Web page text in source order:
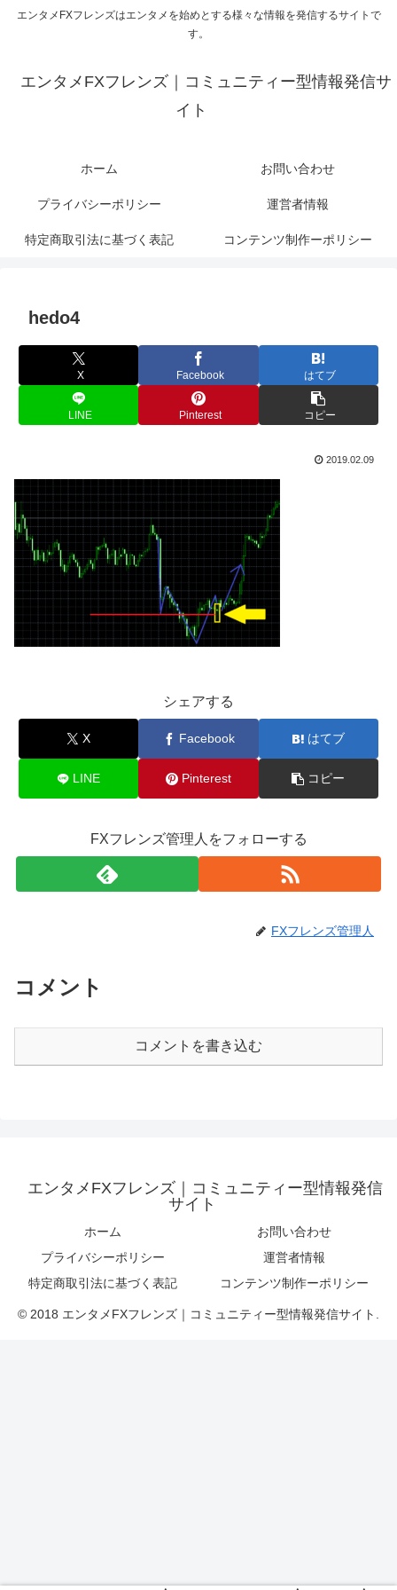
エンタメFXフレンズはエンタメを始めとする様々な情報を発信するサイトで
す。
エンタメFXフレンズ｜コミュニティー型情報発信サ
イト
ホーム お問い合わせ
プライバシーポリシー 運営者情報
特定商取引法に基づく表記 コンテンツ制作ーポリシー
hedo4
X Facebook はてブ
LINE Pinterest コピー
2019.02.09
シェアする
X Facebook はてブ
LINE Pinterest コピー
FXフレンズ管理人をフォローする
FXフレンズ管理人
コメント
コメントを書き込む
エンタメFXフレンズ｜コミュニティー型情報発信
サイト
ホーム
お問い合わせ
プライバシーポリシー
運営者情報
特定商取引法に基づく表記
コンテンツ制作ーポリシー
© 2018 エンタメFXフレンズ｜コミュニティー型情報発信サイト.